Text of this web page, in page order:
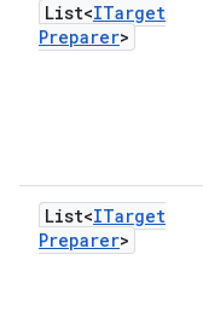
List<ITarget
Preparer>
List<ITarget
Preparer>